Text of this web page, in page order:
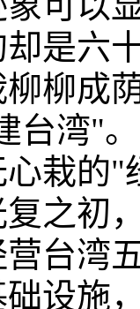
是六
柳柳成
台湾"
心栽的
复之初
营台湾
设施